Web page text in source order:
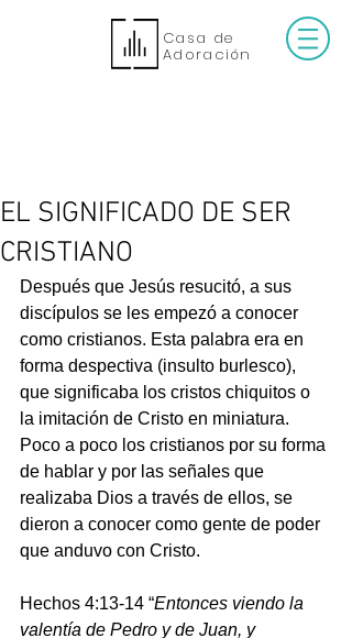
Casa de
Adoración
EL SIGNIFICADO DE SER
CRISTIANO
Después que Jesús resucitó, a sus
discípulos se les empezó a conocer
como cristianos. Esta palabra era en
forma despectiva (insulto burlesco),
que significaba los cristos chiquitos o
la imitación de Cristo en miniatura.
Poco a poco los cristianos por su forma
de hablar y por las señales que
realizaba Dios a través de ellos, se
dieron a conocer como gente de poder
que anduvo con Cristo.
Hechos 4:13-14 “Entonces viendo la
valentía de Pedro y de Juan, y